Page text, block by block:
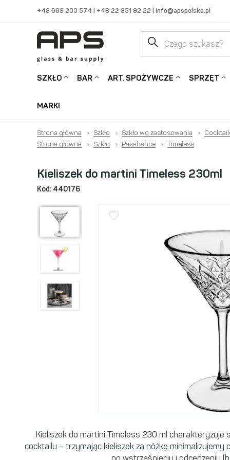
+48 668 233 574 | +48 22 851 92 22 | info@apspolska.pl
SZKŁO BAR ART. SPOŻYWCZE SPRZĘT
MARKI
Strona główna › Szkło › Szkło wg zastosowania ›
Strona główna
› Szkło › Pasabahce › Timeless
Kieliszek do martini Timeless 230ml
Kod: 440176
Kieliszek do martini Timeless 230 ml
cocktailu – trzymając kieliszek za nóżkę